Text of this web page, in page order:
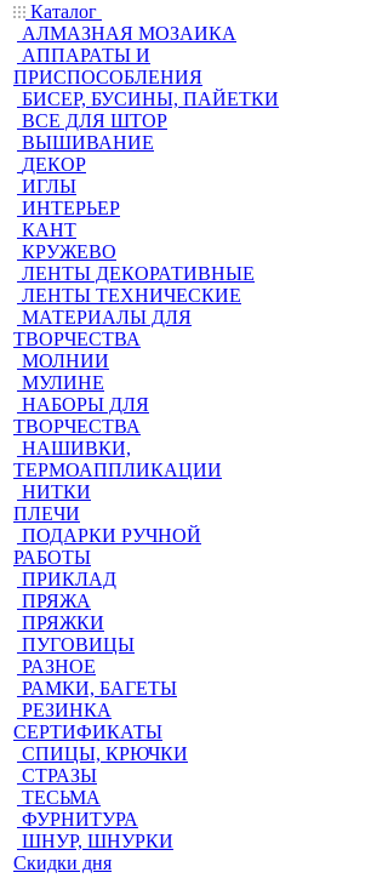
Каталог
АЛМАЗНАЯ МОЗАИКА
АППАРАТЫ И
ПРИСПОСОБЛЕНИЯ
БИСЕР, БУСИНЫ, ПАЙЕТКИ
ВСЕ ДЛЯ ШТОР
ВЫШИВАНИЕ
ДЕКОР
ИГЛЫ
ИНТЕРЬЕР
КАНТ
КРУЖЕВО
ЛЕНТЫ ДЕКОРАТИВНЫЕ
ЛЕНТЫ ТЕХНИЧЕСКИЕ
МАТЕРИАЛЫ ДЛЯ
ТВОРЧЕСТВА
МОЛНИИ
МУЛИНЕ
НАБОРЫ ДЛЯ
ТВОРЧЕСТВА
НАШИВКИ,
ТЕРМОАППЛИКАЦИИ
НИТКИ
ПЛЕЧИ
ПОДАРКИ РУЧНОЙ
РАБОТЫ
ПРИКЛАД
ПРЯЖА
ПРЯЖКИ
ПУГОВИЦЫ
РАЗНОЕ
РАМКИ, БАГЕТЫ
РЕЗИНКА
СЕРТИФИКАТЫ
СПИЦЫ, КРЮЧКИ
СТРАЗЫ
ТЕСЬМА
ФУРНИТУРА
ШНУР, ШНУРКИ
Скидки дня